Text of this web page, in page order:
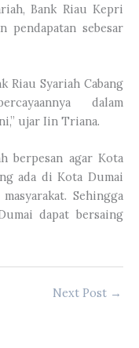
Bank Riau Kepri
pendapatan sebesar
Riau Syariah Cabang
dalam
ujar Iin Triana.
berpesan agar Kota
ada di Kota Dumai
Sehingga
dapat bersaing
Next Post →